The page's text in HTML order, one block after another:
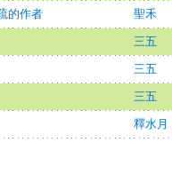
的作者 聖禾
三五
三五
三五
釋水月